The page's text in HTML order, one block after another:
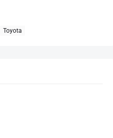
Toyota